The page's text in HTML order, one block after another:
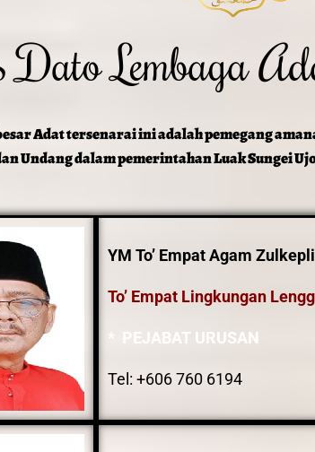
Lembaga
Adat tersenarai ini adalah pemegang
Undang dalam pemerintahan Luak Sungei
YM To’ Empat Agam
To’ Empat Lingkungan
* PEJABAT URUSAN
Tel: +606 760 6194